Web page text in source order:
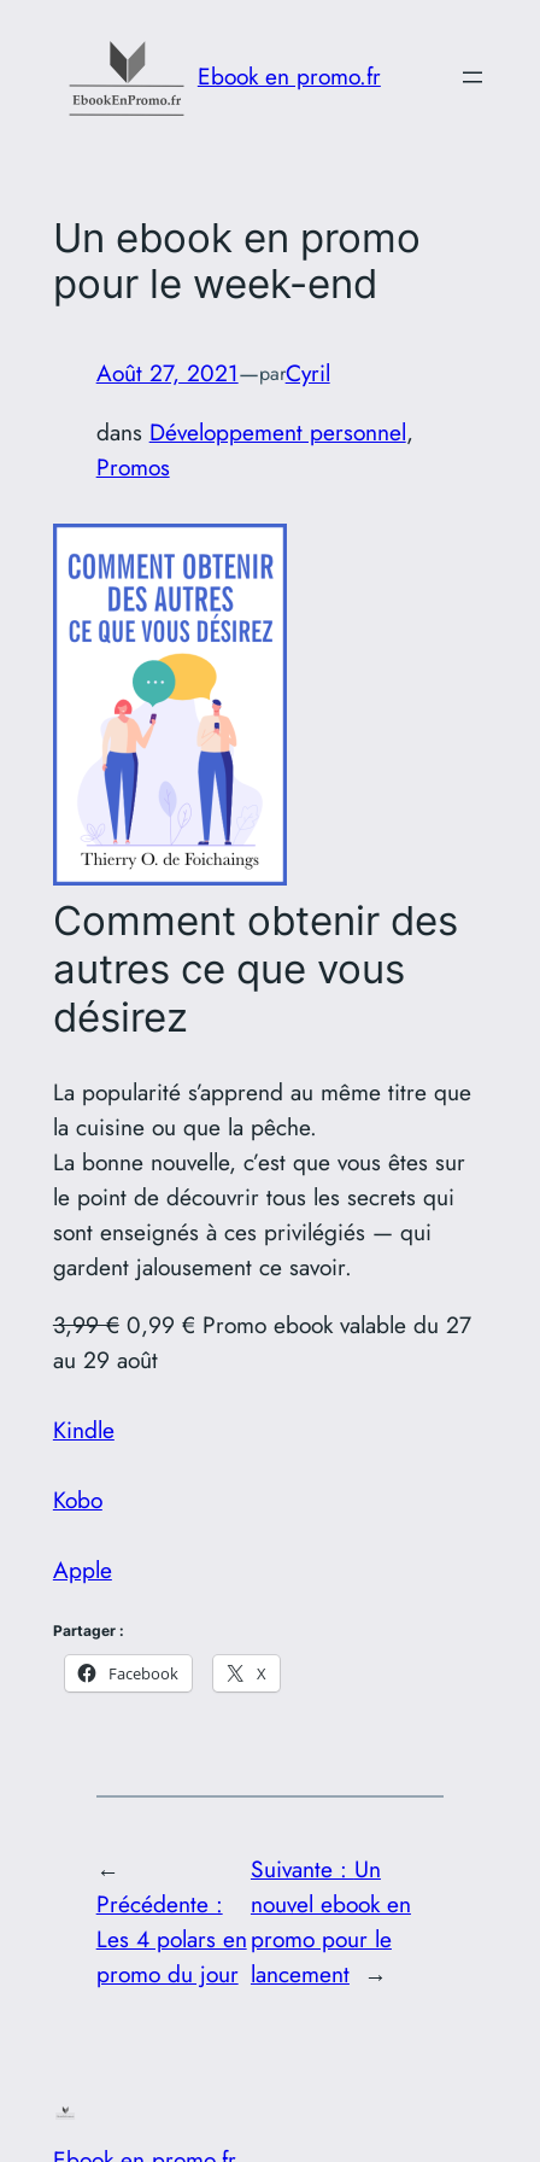
contenu
Ebook en promo.fr
Un ebook en promo
pour le week-end
Août 27, 2021—parCyril
dans Développement personnel
Promos
Comment obtenir des
autres ce que vous
désirez
La popularité s’apprend au même titre que
la cuisine ou que la pêche.
La bonne nouvelle, c’est que vous êtes sur
le point de découvrir tous les secrets qui
sont enseignés à ces privilégiés — qui
gardent jalousement ce savoir.
3,99 €0,99 € Promo ebook valable du 27
au 29 août
Kindle
Kobo
Apple
Partager :
Facebook X
←
Précédente :
Les 4 polars en
promo du jour
Suivante : Un
nouvel ebook en
promo pour le
lancement →